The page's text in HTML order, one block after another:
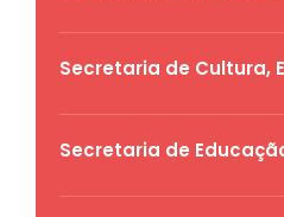
Secretaria de Cultura,
Secretaria de